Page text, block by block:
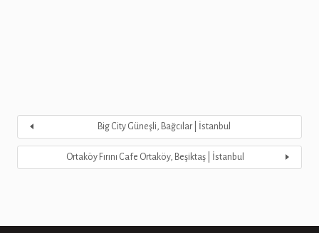
Big City Güneşli, Bağcılar | İstanbul
Ortaköy Fırını Cafe Ortaköy, Beşiktaş | İstanbul